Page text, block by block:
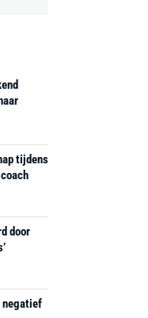
tijdens
door
negatief